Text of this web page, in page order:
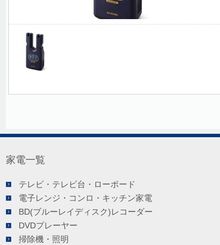
家電一覧
テレビ・テレビ台・ローボード
電子レンジ・コンロ・キッチン家電
BD(ブルーレイディスク)レコーダー
DVDプレーヤー
掃除機・照明